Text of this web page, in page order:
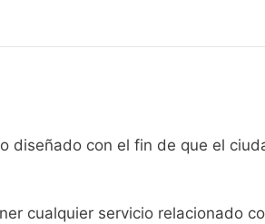
diseñado con el fin de que el
cualquier servicio relacionado